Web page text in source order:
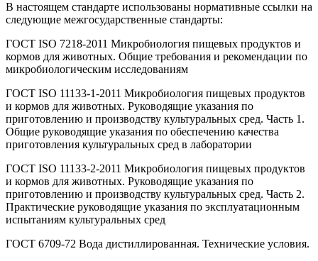
В настоящем стандарте использованы нормативные ссылки на
следующие межгосударственные стандарты:
ГОСТ ISO 7218-2011 Микробиология пищевых продуктов и
кормов для животных. Общие требования и рекомендации по
микробиологическим исследованиям
ГОСТ ISO 11133-1-2011 Микробиология пищевых продуктов
и кормов для животных. Руководящие указания по
приготовлению и производству культуральных сред. Часть 1.
Общие руководящие указания по обеспечению качества
приготовления культуральных сред в лаборатории
ГОСТ ISO 11133-2-2011 Микробиология пищевых продуктов
и кормов для животных. Руководящие указания по
приготовлению и производству культуральных сред. Часть 2.
Практические руководящие указания по эксплуатационным
испытаниям культуральных сред
ГОСТ 6709-72 Вода дистиллированная. Технические условия.